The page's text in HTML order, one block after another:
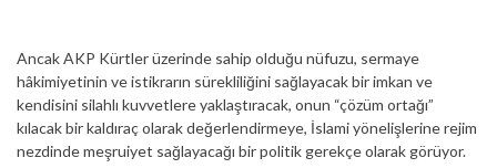
Ancak AKP Kürtler üzerinde sahip olduğu nüfuzu, sermaye
hâkimiyetinin ve istikrarın sürekliliğini sağlayacak bir imkan ve
kendisini silahlı kuvvetlere yaklaştıracak, onun “çözüm ortağı”
kılacak bir kaldıraç olarak değerlendirmeye, İslami yönelişlerine rejim
nezdinde meşruiyet sağlayacağı bir politik gerekçe olarak görüyor.